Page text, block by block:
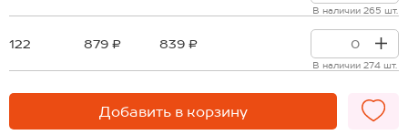
В наличии 265 шт.
122 879 ₽ 839 ₽
В наличии 274 шт.
Добавить в корзину